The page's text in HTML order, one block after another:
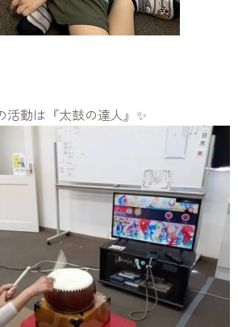
活動は『太鼓の達人』✨